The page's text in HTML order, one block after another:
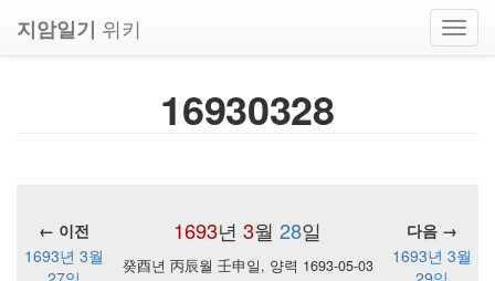
지암일기 위키
16930328
1693년 3월 28일
← 이전
다음 →
1693년 3월
癸酉년 丙辰월 壬申일, 양력 1693-05-03
1693년 3월